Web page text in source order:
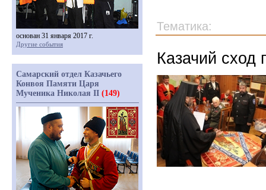
Тематика:
Казачий сход
основан 31 января 2017 г.
Другие события
Самарский отдел Казачьего
Конвоя Памяти Царя
Мученика Николая II (149)